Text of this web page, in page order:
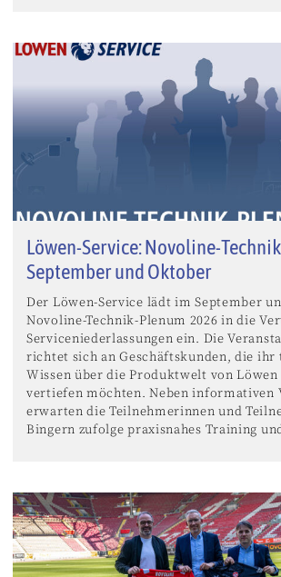
Löwen-Service: Novoline-
September und Oktober
Der Löwen-Service lädt im September
Novoline-Technik-Plenum 2026 in die
Serviceniederlassungen ein. Die
richtet sich an Geschäftskunden, die ihr
Wissen über die Produktwelt von
vertiefen möchten. Neben informativen
erwarten die Teilnehmerinnen und
Bingern zufolge praxisnahes Training